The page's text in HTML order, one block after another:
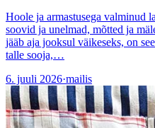
Hoole ja armastusega valminud
soovid ja unelmad, mõtted ja
jääb aja jooksul väikeseks, on
talle sooja,…
6. juuli 2026·mailis